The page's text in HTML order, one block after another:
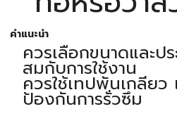
คำแนะนำ
ควรเลือกขนาดและปร
สมกับการใช้งาน
ควรใช้เทปพันเกลียว
ป้องกันการรั่วซึม